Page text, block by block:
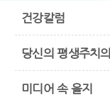
건강칼럼
당신의 평생주치의
미디어 속 을지